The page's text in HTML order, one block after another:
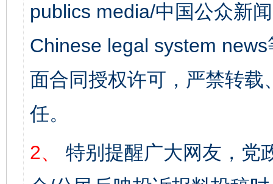
publics media/中国公众新
Chinese legal system
面合同授权许可，严禁转
任。
2、
特别提醒广大网友，党